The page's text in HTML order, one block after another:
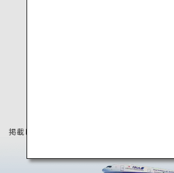
掲載している情報は2020年12月時点の情報です。